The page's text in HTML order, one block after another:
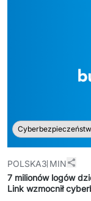
POLSKA3 MIN
7 milionów logów
Link wzmocnił